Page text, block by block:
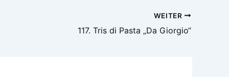
WEITER
117. Tris di Pasta „Da Giorgio“